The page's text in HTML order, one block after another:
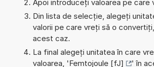
Apoi introduceți valoarea pe care
Din lista de selecție, alegeți
valorii pe care vreți să o
acest caz.
La final alegeți unitatea în care
valoarea, 'Femtojoule [fJ] ' în